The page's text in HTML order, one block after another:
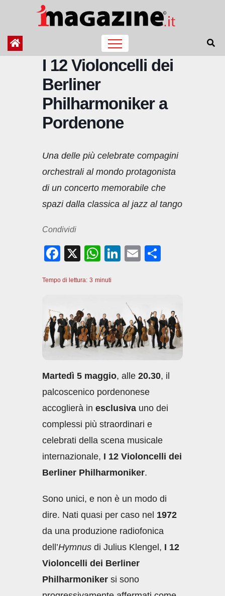
contenuto
I 12 Violoncelli dei
Berliner
Philharmoniker a
Pordenone
Una delle più celebrate compagini
orchestrali al mondo protagonista
di un concerto memorabile che
spazi dalla classica al jazz al tango
Condividi
F
c
b
o
o
X
W
at
A
p
p
Li
e
dI
n
E
vi
di
Tempo di lettura: 3 minuti
Martedì 5 maggio, alle 20.30, il
palcoscenico pordenonese
accoglierà in esclusiva uno dei
complessi più straordinari e
celebrati della scena musicale
internazionale, I 12 Violoncelli dei
Berliner Philharmoniker.
Sono unici, e non è un modo di
dire. Nati quasi per caso nel 1972
da una produzione radiofonica
dell’Hymnus di Julius Klengel, I 12
Violoncelli dei Berliner
Philharmoniker si sono